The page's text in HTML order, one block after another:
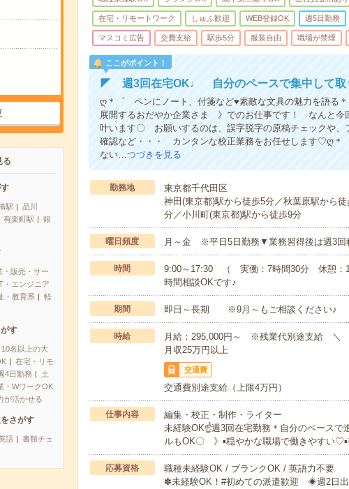
る
駅
品川
有楽町駅
銀
・販売・サー
・エンジニア
・教育系
軽
す
10名以上の大
在宅・リモ
4日勤務
土
・WワークOK
が活かせる
さがす
語
書類チェ
在宅・リモートワーク しゅふ歓迎 WEB登録OK 週5日勤務
マスコミ広告 交費支給 駅歩5分 服装自由 職場が禁煙
ここがポイント！
◤ 週3回在宅OK♩ 自分のペースで集中して
ღ＊゜ ペンにノート、付箋など♥素敵な文具の魅力を語る
展開するおだやか企業さま 》でのお仕事です！ なんと
叶います〇 お願いするのは、誤字脱字の原稿チェックや、
確認など・・・ カンタンな校正業務をお任せします♡ღ
ない…つづきを見る
勤務地
東京都千代田区
神田(東京都)駅から徒歩5分／秋葉原駅から
分／小川町(東京都)駅から徒歩9分
曜日頻度 月～金 ※平日5日勤務▼業務習得後は週3回
時間
9:00～17:30 （ 実働：7時間30分 休憩：
時間相談OKです♪
期間 即日～長期 ※9月～もご相談ください♪
時給
月給：295,000円～ ※残業代別途支給 ＼
月収25万円以上
交通費
交通費別途支給（上限4万円）
仕事内容
編集・校正・制作・ライター
未経験OK☝週3回在宅勤務＊自分のペース
ルもOK〇 》▪穏やかな職場で働きやすい
応募資格
職種未経験OK / ブランクOK / 英語力不要
✽未経験OK！#初めての派遣歓迎 ◈週2日